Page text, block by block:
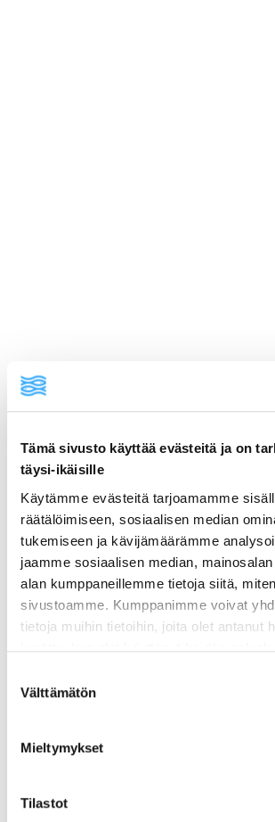
Tämä sivusto käyttää evästeitä ja on
täysi-ikäisille
Käytämme evästeitä tarjoamamme
räätälöimiseen, sosiaalisen median
tukemiseen ja kävijämäärämme
jaamme sosiaalisen median,
alan kumppaneillemme tietoja siitä,
sivustoamme. Kumppanimme voivat
tietoja muihin tietoihin, joita olet antanut
tai vanhempi. Vahvista ikäsi
valinta
Välttämätön
Mieltymykset
Tilastot
ainekset
valmistusohje
lisätietoja
200 g graavilohta
1 punasipuli
KASTIKE
3 rkl makeaa sinappia